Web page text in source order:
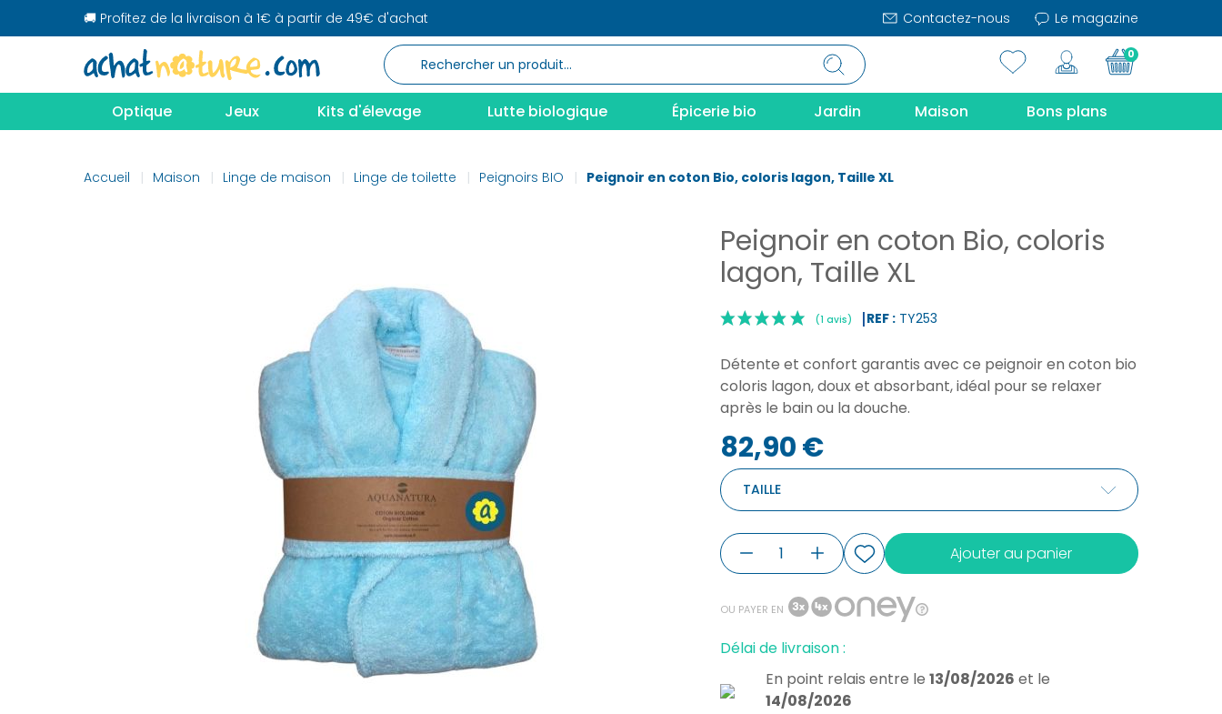
🚚 Profitez de la livraison à 1€ à partir de 49€ d'achat Contactez-nous Le magazine
0
Optique Jeux Kits d'élevage Lutte biologique Épicerie bio Jardin Maison Bons plans
Accueil Maison Linge de maison Linge de toilette Peignoirs BIO Peignoir en coton Bio, coloris lagon, Taille XL
Peignoir en coton Bio, coloris
lagon, Taille XL
REF : TY253
(1 avis) |
Détente et confort garantis avec ce peignoir en coton bio
coloris lagon, doux et absorbant, idéal pour se relaxer
après le bain ou la douche.
82,90 €
TAILLE
Ajouter au panier
OU PAYER EN
Délai de livraison :
En point relais entre le 13/08/2026 et le
14/08/2026